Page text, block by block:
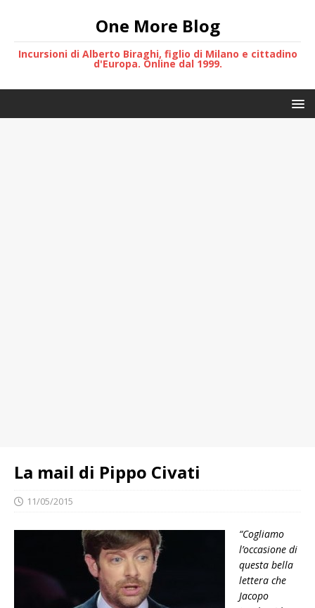
One More Blog
Incursioni di Alberto Biraghi, figlio di Milano e cittadino
d'Europa. Online dal 1999.
La mail di Pippo Civati
11/05/2015
“Cogliamo
l’occasione di
questa bella
lettera che
Jacopo